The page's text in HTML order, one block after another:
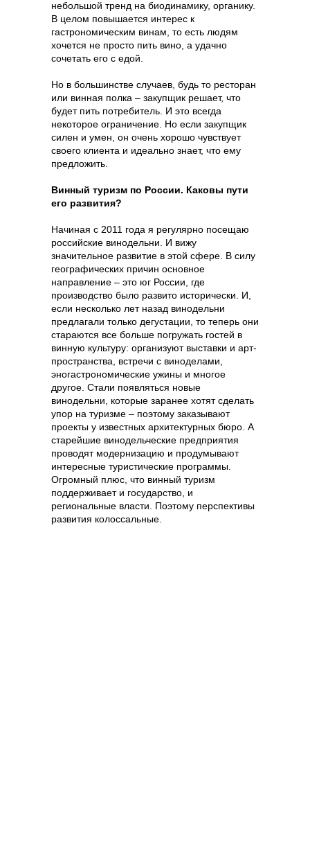
небольшой тренд на биодинамику, органику.
В целом повышается интерес к
гастрономическим винам, то есть людям
хочется не просто пить вино, а удачно
сочетать его с едой.
Но в большинстве случаев, будь то ресторан
или винная полка – закупщик решает, что
будет пить потребитель. И это всегда
некоторое ограничение. Но если закупщик
силен и умен, он очень хорошо чувствует
своего клиента и идеально знает, что ему
предложить.
Винный туризм по России. Каковы пути
его развития?
Начиная с 2011 года я регулярно посещаю
российские винодельни. И вижу
значительное развитие в этой сфере. В силу
географических причин основное
направление – это юг России, где
производство было развито исторически. И,
если несколько лет назад винодельни
предлагали только дегустации, то теперь они
стараются все больше погружать гостей в
винную культуру: организуют выставки и арт-
пространства, встречи с виноделами,
эногастрономические ужины и многое
другое. Стали появляться новые
винодельни, которые заранее хотят сделать
упор на туризме – поэтому заказывают
проекты у известных архитектурных бюро. А
старейшие винодельческие предприятия
проводят модернизацию и продумывают
интересные туристические программы.
Огромный плюс, что винный туризм
поддерживает и государство, и
региональные власти. Поэтому перспективы
развития колоссальные.